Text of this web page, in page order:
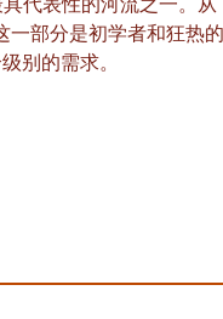
代表性的河流之一。从
一部分是初学者和狂热的
别的需求。